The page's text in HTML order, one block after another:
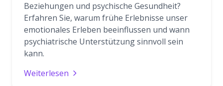
Beziehungen und psychische Gesundheit?
Erfahren Sie, warum frühe Erlebnisse unser
emotionales Erleben beeinflussen und wann
psychiatrische Unterstützung sinnvoll sein
kann.
Weiterlesen